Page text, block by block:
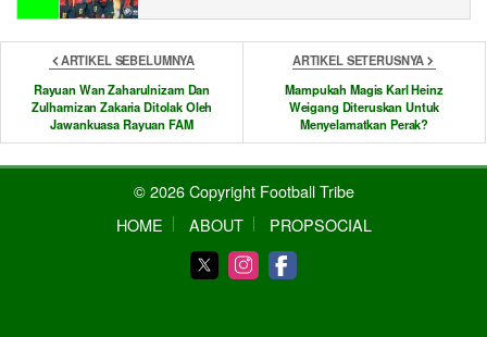
ARTIKEL SEBELUMNYA
Rayuan Wan Zaharulnizam Dan
Zulhamizan Zakaria Ditolak Oleh
Jawankuasa Rayuan FAM
ARTIKEL SETERUSNYA
Mampukah Magis Karl Heinz
Weigang Diteruskan Untuk
Menyelamatkan Perak?
© 2026 Copyright Football Tribe
HOME
ABOUT PROPSOCIAL